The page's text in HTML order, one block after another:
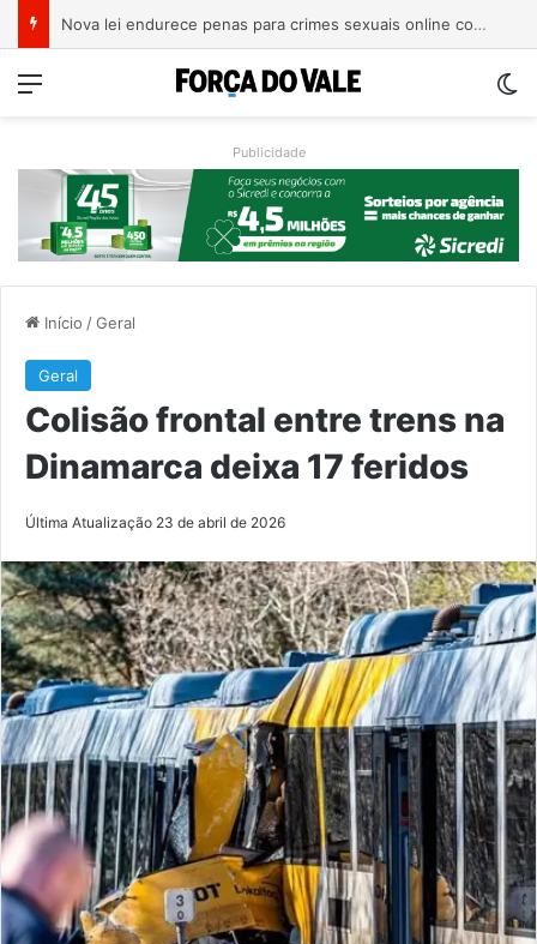
Trump assina novos decretos para restringir cidadania por nascimento nos EUA
Menu
Publicidade
Início /Geral
Geral
Colisão frontal entre trens na
Dinamarca deixa 17 feridos
Última Atualização 23 de abril de 2026